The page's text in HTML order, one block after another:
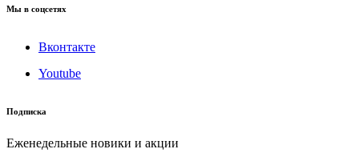
Мы в соцсетях
Вконтакте
Youtube
Подписка
Еженедельные новики и акции